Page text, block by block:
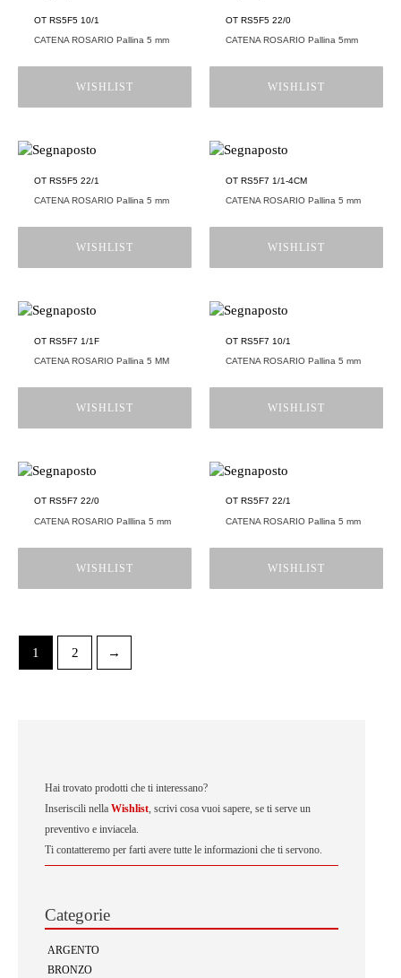
Hai trovato prodotti che ti interessano?
Inseriscili nella Wishlist, scrivi cosa vuoi sapere, se ti serve un
preventivo e inviacela.
Ti contatteremo per farti avere tutte le informazioni che ti servono.
Categorie
ARGENTO
BRONZO
OT RS5F5 10/1
CATENA ROSARIO Pallina 5 mm
WISHLIST
OT RS5F5 22/0
CATENA ROSARIO Pallina 5mm
WISHLIST
OT RS5F5 22/1
CATENA ROSARIO Pallina 5 mm
WISHLIST
OT RS5F7 1/1-4CM
CATENA ROSARIO Pallina 5 mm
WISHLIST
OT RS5F7 1/1F
CATENA ROSARIO Pallina 5 MM
WISHLIST
OT RS5F7 10/1
CATENA ROSARIO Pallina 5 mm
WISHLIST
OT RS5F7 22/0
CATENA ROSARIO Palllina 5 mm
WISHLIST
OT RS5F7 22/1
CATENA ROSARIO Pallina 5 mm
WISHLIST
1 2 →